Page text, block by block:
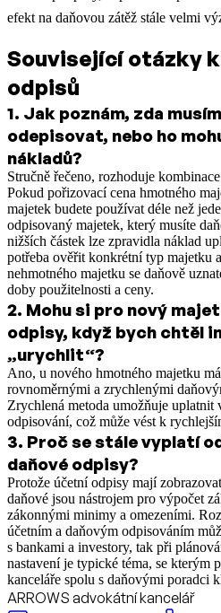
efekt na daňovou zátěž stále velmi
Související otázky
odpisů
1. Jak poznám, zda
odepisovat, nebo ho
nákladů?
Stručně řečeno, rozhoduje
Pokud pořizovací cena hmotného
majetek budete používat déle než
odpisovaný majetek, který musíte
nižších částek lze zpravidla náklad
potřeba ověřit konkrétní typ majetku
nehmotného majetku se daňově
doby použitelnosti a ceny.
2. Mohu si pro nový
odpisy, když bych chtěl
„urychlit“?
Ano, u nového hmotného majetku
rovnoměrnými a zrychlenými
Zrychlená metoda umožňuje
odpisování, což může vést k
3. Proč se stále vyplatí
daňové odpisy?
Protože účetní odpisy mají
daňové jsou nástrojem pro výpočet
zákonnými minimy a omezeními.
účetním a daňovým odpisováním
s bankami a investory, tak při
nastavení je typické téma, se
kanceláře spolu s daňovými poradci
ARROWS advokátní kancelář